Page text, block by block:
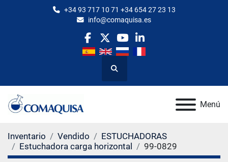
+34 93 717 10 71 +34 654 27 23 13
info@comaquisa.es
facebook
twitteryoutubelinkedin
Buscar
Menú
Inventario Vendido
ESTUCHADORAS
Estuchadora carga horizontal
99-0829